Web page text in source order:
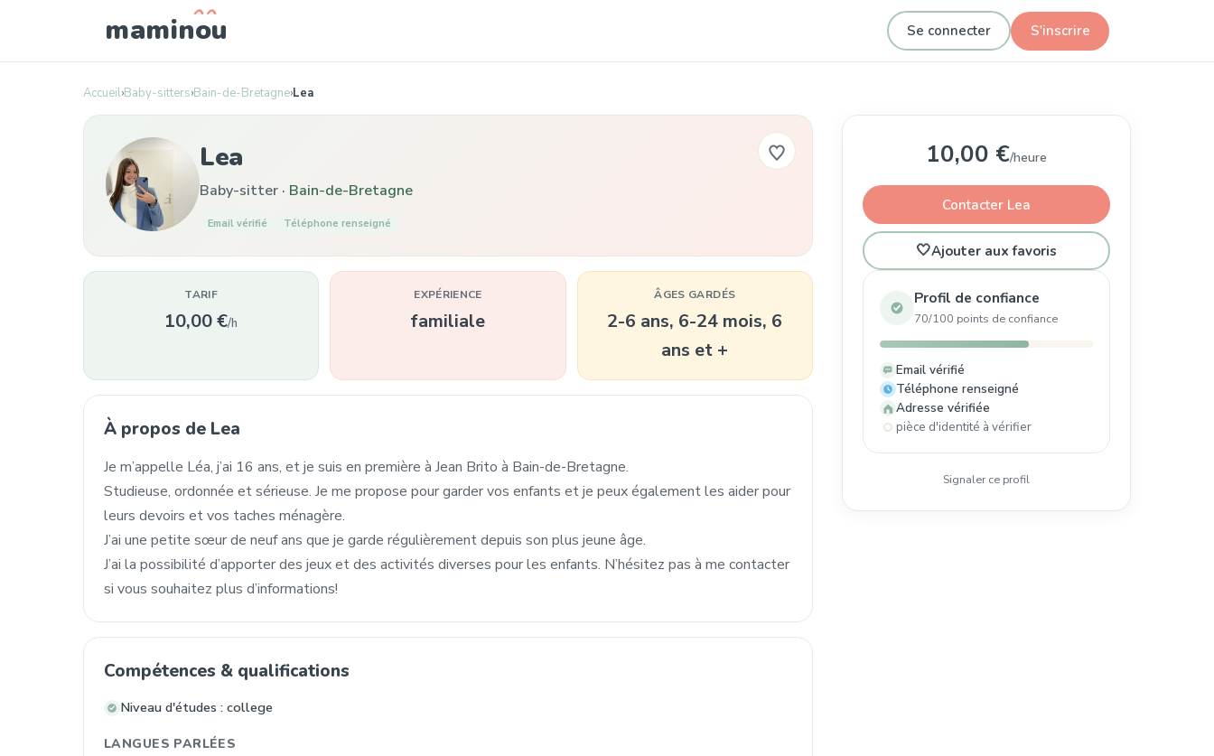
maminou Se connecter S'inscrire
Accueil›Baby-sitters›Bain-de-Bretagne›Lea
Lea
Baby-sitter · Bain-de-Bretagne
Email vérifié Téléphone renseigné
TARIF
10,00 €/h
EXPÉRIENCE
familiale
ÂGES GARDÉS
2-6 ans, 6-24 mois, 6
ans et +
À propos de Lea
Je m’appelle Léa, j’ai 16 ans, et je suis en première à Jean Brito à Bain-de-Bretagne.
Studieuse, ordonnée et sérieuse. Je me propose pour garder vos enfants et je peux également les aider pour
leurs devoirs et vos taches ménagère.
J’ai une petite sœur de neuf ans que je garde régulièrement depuis son plus jeune âge.
J’ai la possibilité d’apporter des jeux et des activités diverses pour les enfants. N’hésitez pas à me contacter
si vous souhaitez plus d’informations!
Compétences & qualifications
Niveau d'études : college
LANGUES PARLÉES
10,00 €/heure
Contacter Lea
🤍Ajouter aux favoris
Profil de confiance
70/100 points de confiance
Email vérifié
Téléphone renseigné
Adresse vérifiée
pièce d'identité à vérifier
Signaler ce profil